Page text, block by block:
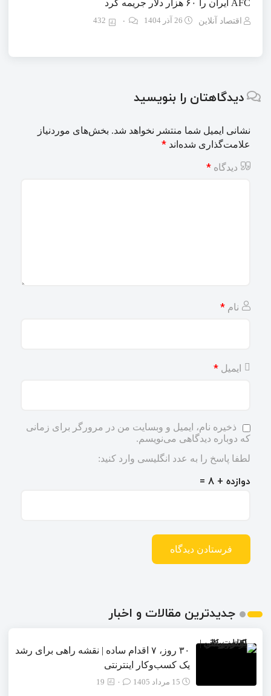
AFC ایران را ۶۰ هزار دلار جریمه کرد
اقتصاد آنلاین 26 آذر 1404 432
دیدگاهتان را بنویسید
نشانی ایمیل شما منتشر نخواهد شد. بخش‌های موردنیاز
علامت‌گذاری شده‌اند *
دیدگاه *
نام *
ایمیل *
ذخیره نام، ایمیل و وبسایت من در مرورگر برای زمانی
که دوباره دیدگاهی می‌نویسم.
لطفا پاسخ را به عدد انگلیسی وارد کنید:
دوازده + 8 =
جدیدترین مقالات و اخبار
۳۰ روز، ۷ اقدام ساده | نقشه راهی برای رشد
یک کسب‌وکار اینترنتی
15 مرداد 1405 19